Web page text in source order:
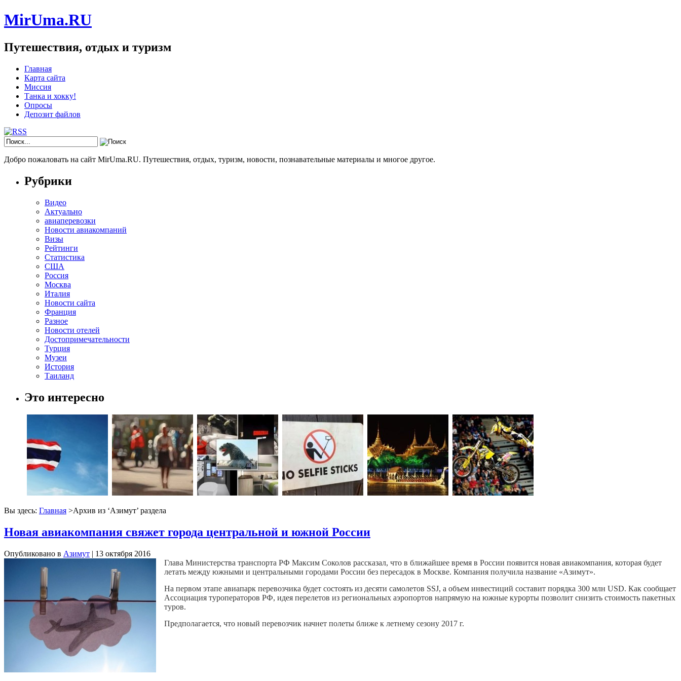
MirUma.RU
Путешествия, отдых и туризм
Главная
Карта сайта
Миссия
Танка и хокку!
Опросы
Депозит файлов
Добро пожаловать на сайт MirUma.RU. Путешествия, отдых, туризм, новости, познавательные материалы и многое другое.
Рубрики
Видео
Актуально
авиаперевозки
Новости авиакомпаний
Визы
Рейтинги
Статистика
США
Россия
Москва
Италия
Новости сайта
Франция
Разное
Новости отелей
Достопримечательности
Турция
Музеи
История
Таиланд
Это интересно
Вы здесь: Главная >Архив из ‘Азимут’ раздела
Новая авиакомпания свяжет города центральной и южной России
Опубликовано в Азимут | 13 октября 2016
Глава Министерства транспорта РФ Максим Соколов рассказал, что в ближайшее время в России появится новая авиакомпания, которая будет
летать между южными и центральными городами России без пересадок в Москве. Компания получила название «Азимут».
На первом этапе авиапарк перевозчика будет состоять из десяти самолетов SSJ, а объем инвестиций составит порядка 300 млн USD. Как сообщает
Ассоциация туроператоров РФ, идея перелетов из региональных аэропортов напрямую на южные курорты позволит снизить стоимость пакетных
туров.
Предполагается, что новый перевозчик начнет полеты ближе к летнему сезону 2017 г.